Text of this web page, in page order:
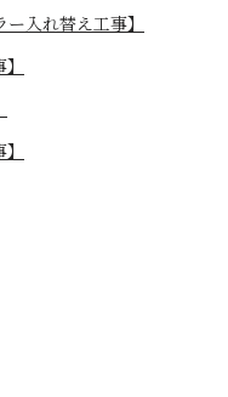
入れ替え工事】